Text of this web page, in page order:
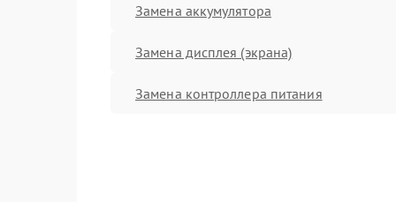
Замена аккумулятора
Замена дисплея (экрана)
Замена контроллера питания